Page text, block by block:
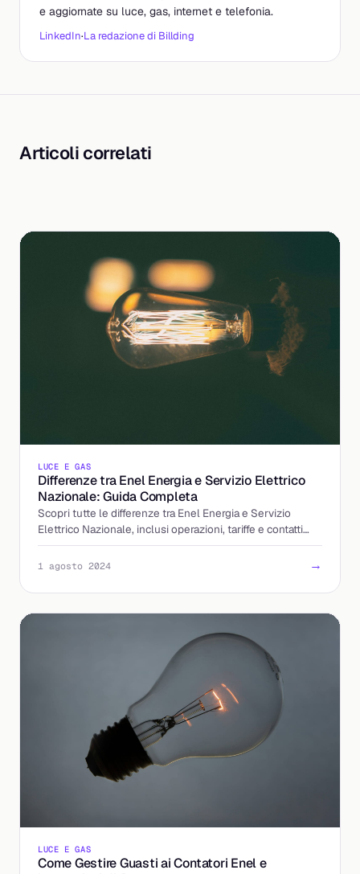
e aggiornate su luce, gas, internet e telefonia.
LinkedIn·La redazione di Billding
Articoli correlati
LUCE E GAS
Differenze tra Enel Energia e Servizio Elettrico
Nazionale: Guida Completa
Scopri tutte le differenze tra Enel Energia e Servizio
Elettrico Nazionale, inclusi operazioni, tariffe e contatti
utili. Entra ora nel dettaglio!
1 agosto 2024 →
LUCE E GAS
Come Gestire Guasti ai Contatori Enel e